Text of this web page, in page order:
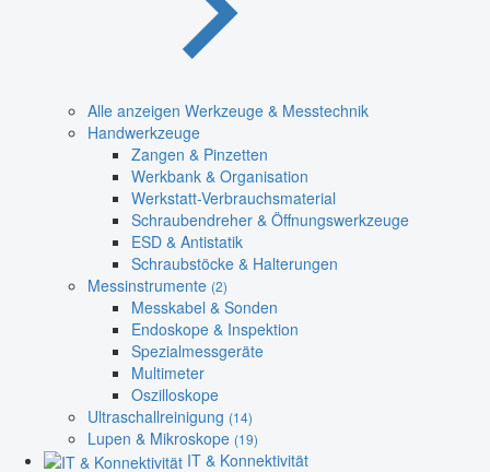
Alle anzeigen Werkzeuge & Messtechnik
Handwerkzeuge
Zangen & Pinzetten
Werkbank & Organisation
Werkstatt-Verbrauchsmaterial
Schraubendreher & Öffnungswerkzeuge
ESD & Antistatik
Schraubstöcke & Halterungen
Messinstrumente (2)
Messkabel & Sonden
Endoskope & Inspektion
Spezialmessgeräte
Multimeter
Oszilloskope
Ultraschallreinigung (14)
Lupen & Mikroskope (19)
IT & Konnektivität